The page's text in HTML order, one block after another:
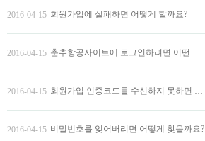
2016-04-15 회원가입에 실패하면 어떻게 할까요?
2016-04-15 춘추항공사이트에 로그인하려면 어떤 방법이 있을까요?
2016-04-15 회원가입 인증코드를 수신하지 못하면 어떻게 할까요?
2016-04-15 비밀번호를 잊어버리면 어떻게 찾을까요?